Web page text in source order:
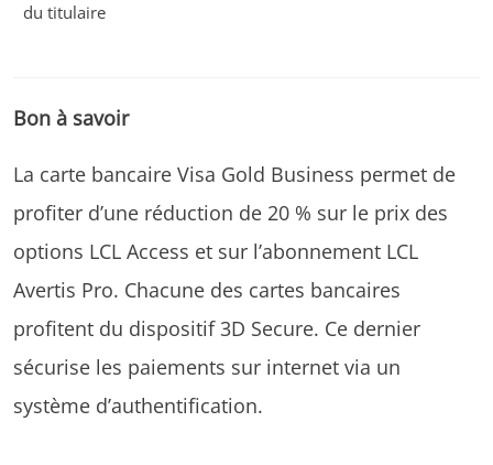
du titulaire
Bon à savoir
La carte bancaire Visa Gold Business permet de
profiter d’une réduction de 20 % sur le prix des
options LCL Access et sur l’abonnement LCL
Avertis Pro. Chacune des cartes bancaires
profitent du dispositif 3D Secure. Ce dernier
sécurise les paiements sur internet via un
système d’authentification.